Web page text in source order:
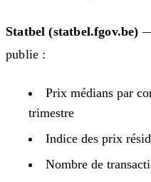
Statbel (statbel.fgov.be)
publie :
Prix médians par
trimestre
Indice des prix
Nombre de